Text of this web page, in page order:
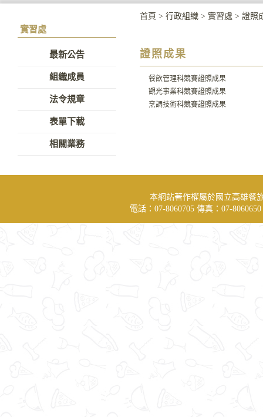
實習處
最新公告
組織成員
法令規章
表單下載
相關業務
首頁 > 行政組織 > 實習處 > 證照
證照成果
餐飲管理科競賽證照成果
觀光事業科競賽證照成果
烹調技術科競賽證照成果
本網站著作權屬於國立高雄餐
電話：07-8060705 傳真：07-